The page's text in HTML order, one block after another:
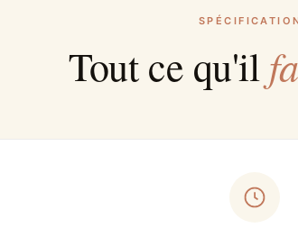
Tout ce qu'il